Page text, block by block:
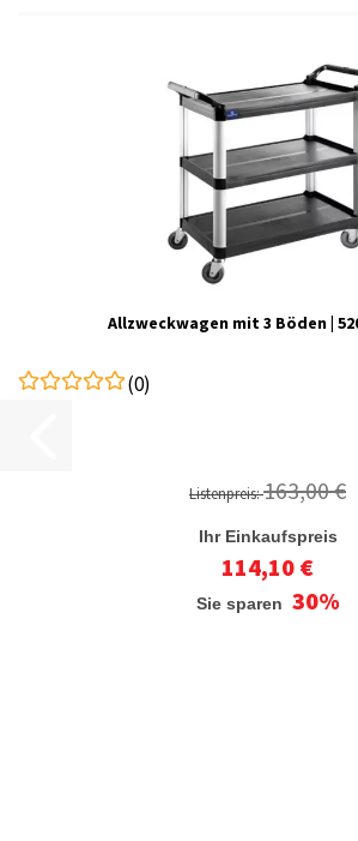
Allzweckwagen mit 3 Böden |
(0)
Listenpreis:163,00 €
Ihr Einkaufspreis
114,10 €
Sie sparen 30%